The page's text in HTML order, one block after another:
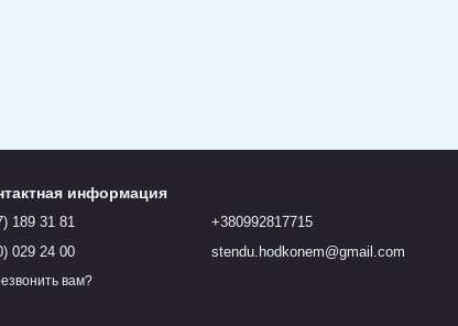
информация
189 31 81
029 24 00
вам?
+380992817715
stendu.hodkonem@gmail.com